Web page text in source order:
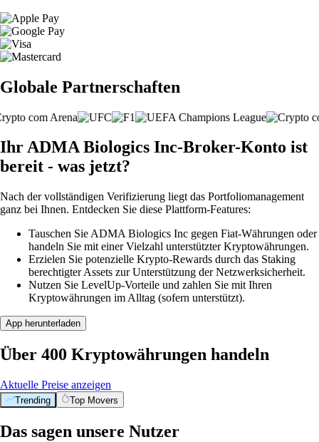
Globale Partnerschaften
Ihr ADMA Biologics Inc-Broker-Konto ist
bereit - was jetzt?
Nach der vollständigen Verifizierung liegt das Portfoliomanagement
ganz bei Ihnen. Entdecken Sie diese Plattform-Features:
Tauschen Sie ADMA Biologics Inc gegen Fiat-Währungen oder
handeln Sie mit einer Vielzahl unterstützter Kryptowährungen.
Erzielen Sie potenzielle Krypto-Rewards durch das Staking
berechtigter Assets zur Unterstützung der Netzwerksicherheit.
Nutzen Sie LevelUp-Vorteile und zahlen Sie mit Ihren
Kryptowährungen im Alltag (sofern unterstützt).
App herunterladen
Über 400 Kryptowährungen handeln
Aktuelle Preise anzeigen
Trending Top Movers
Das sagen unsere Nutzer